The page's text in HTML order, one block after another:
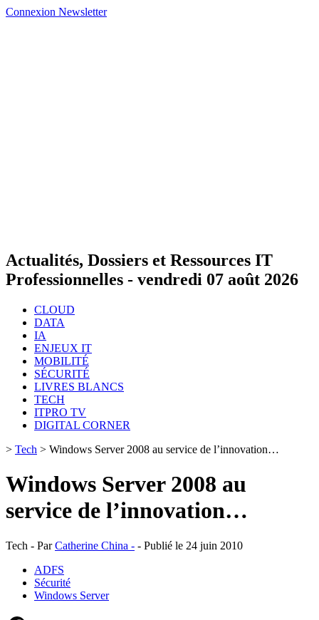
Connexion Newsletter
Actualités, Dossiers et Ressources IT
Professionnelles - vendredi 07 août 2026
CLOUD
DATA
IA
ENJEUX IT
MOBILITÉ
SÉCURITÉ
LIVRES BLANCS
TECH
ITPRO TV
DIGITAL CORNER
> Tech > Windows Server 2008 au service de l’innovation…
Windows Server 2008 au
service de l’innovation…
Tech - ParCatherine China - - Publié le 24 juin 2010
ADFS
Sécurité
Windows Server